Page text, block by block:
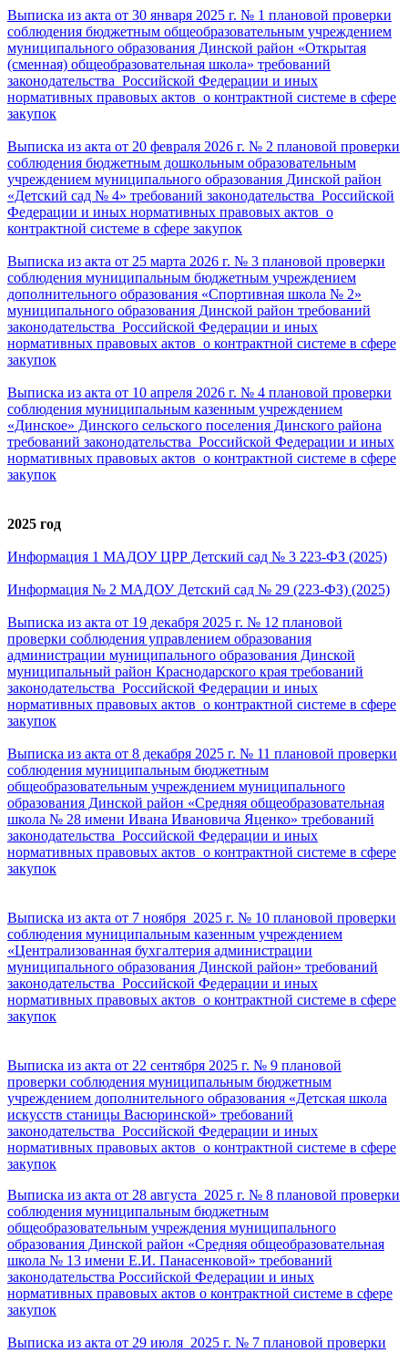
Выписка из акта от 30 января 2025 г. № 1 плановой проверки
соблюдения бюджетным общеобразовательным учреждением
муниципального образования Динской район «Открытая
(сменная) общеобразовательная школа» требований
законодательства Российской Федерации и иных
нормативных правовых актов о контрактной системе в сфере
закупок
Выписка из акта от 20 февраля 2026 г. № 2 плановой проверки
соблюдения бюджетным дошкольным образовательным
учреждением муниципального образования Динской район
«Детский сад № 4» требований законодательства Российской
Федерации и иных нормативных правовых актов о
контрактной системе в сфере закупок
Выписка из акта от 25 марта 2026 г. № 3 плановой проверки
соблюдения муниципальным бюджетным учреждением
дополнительного образования «Спортивная школа № 2»
муниципального образования Динской район требований
законодательства Российской Федерации и иных
нормативных правовых актов о контрактной системе в сфере
закупок
Выписка из акта от 10 апреля 2026 г. № 4 плановой проверки
соблюдения муниципальным казенным учреждением
«Динское» Динского сельского поселения Динского района
требований законодательства Российской Федерации и иных
нормативных правовых актов о контрактной системе в сфере
закупок
2025 год
Информация 1 МАДОУ ЦРР Детский сад № 3 223-ФЗ (2025)
Информация № 2 МАДОУ Детский сад № 29 (223-ФЗ) (2025)
Выписка из акта от 19 декабря 2025 г. № 12 плановой
проверки соблюдения управлением образования
администрации муниципального образования Динской
муниципальный район Краснодарского края требований
законодательства Российской Федерации и иных
нормативных правовых актов о контрактной системе в сфере
закупок
Выписка из акта от 8 декабря 2025 г. № 11 плановой проверки
соблюдения муниципальным бюджетным
общеобразовательным учреждением муниципального
образования Динской район «Средняя общеобразовательная
школа № 28 имени Ивана Ивановича Яценко» требований
законодательства Российской Федерации и иных
нормативных правовых актов о контрактной системе в сфере
закупок
Выписка из акта от 7 ноября 2025 г. № 10 плановой проверки
соблюдения муниципальным казенным учреждением
«Централизованная бухгалтерия администрации
муниципального образования Динской район» требований
законодательства Российской Федерации и иных
нормативных правовых актов о контрактной системе в сфере
закупок
Выписка из акта от 22 сентября 2025 г. № 9 плановой
проверки соблюдения муниципальным бюджетным
учреждением дополнительного образования «Детская школа
искусств станицы Васюринской» требований
законодательства Российской Федерации и иных
нормативных правовых актов о контрактной системе в сфере
закупок
Выписка из акта от 28 августа 2025 г. № 8 плановой проверки
соблюдения муниципальным бюджетным
общеобразовательным учреждения муниципального
образования Динской район «Средняя общеобразовательная
школа № 13 имени Е.И. Панасенковой» требований
законодательства Российской Федерации и иных
нормативных правовых актов о контрактной системе в сфере
закупок
Выписка из акта от 29 июля 2025 г. № 7 плановой проверки